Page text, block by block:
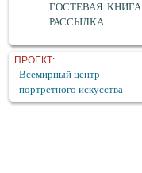
ГОСТЕВАЯ КНИГА
РАССЫЛКА
ПРОЕКТ:
Всемирный центр
портретного искусства